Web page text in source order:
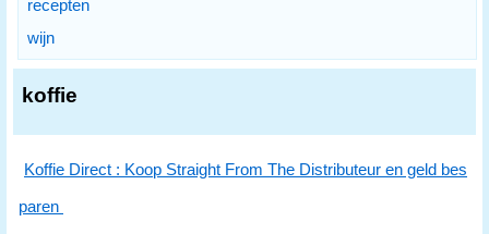
recepten
wijn
koffie
Koffie Direct : Koop Straight From The Distributeur en geld bes
paren